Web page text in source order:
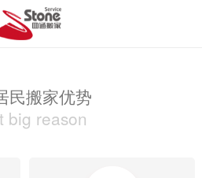
民搬家优势
big reason